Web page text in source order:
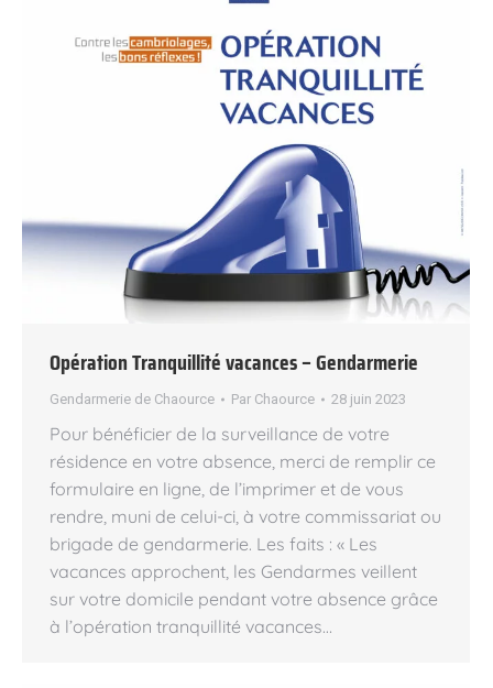
Opération Tranquillité vacances – Gendarmerie
Gendarmerie de Chaource Par Chaource 28 juin 2023
Pour bénéficier de la surveillance de votre
résidence en votre absence, merci de remplir ce
formulaire en ligne, de l’imprimer et de vous
rendre, muni de celui-ci, à votre commissariat ou
brigade de gendarmerie. Les faits : « Les
vacances approchent, les Gendarmes veillent
sur votre domicile pendant votre absence grâce
à l’opération tranquillité vacances…